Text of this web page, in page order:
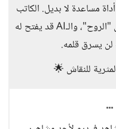
مساعدة لا بديل. الكاتب
الحقيقي يبقى هو من يمنح النص "الروح"، والـAI قد يفتح له
لن يسرق قلمه.
للنقاش 🌟